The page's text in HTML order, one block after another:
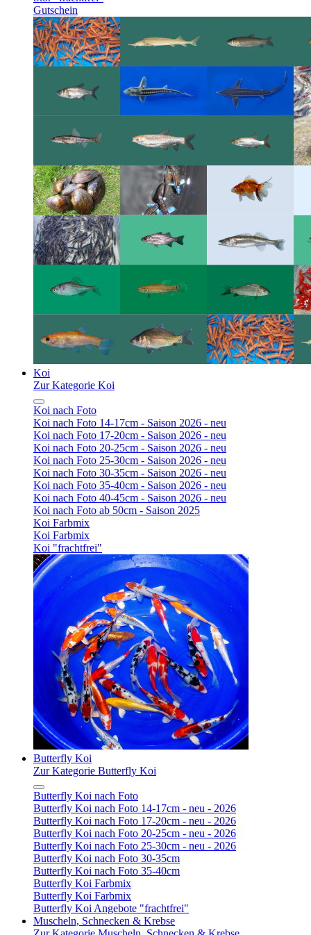
Gutschein
Koi
Zur Kategorie Koi
Koi nach Foto
Koi nach Foto 14-17cm - Saison 2026 - neu
Koi nach Foto 17-20cm - Saison 2026 - neu
Koi nach Foto 20-25cm - Saison 2026 - neu
Koi nach Foto 25-30cm - Saison 2026 - neu
Koi nach Foto 30-35cm - Saison 2026 - neu
Koi nach Foto 35-40cm - Saison 2026 - neu
Koi nach Foto 40-45cm - Saison 2026 - neu
Koi nach Foto ab 50cm - Saison 2025
Koi Farbmix
Koi Farbmix
Koi "frachtfrei"
Butterfly Koi
Zur Kategorie Butterfly Koi
Butterfly Koi nach Foto
Butterfly Koi nach Foto 14-17cm - neu - 2026
Butterfly Koi nach Foto 17-20cm - neu - 2026
Butterfly Koi nach Foto 20-25cm - neu - 2026
Butterfly Koi nach Foto 25-30cm - neu - 2026
Butterfly Koi nach Foto 30-35cm
Butterfly Koi nach Foto 35-40cm
Butterfly Koi Farbmix
Butterfly Koi Farbmix
Butterfly Koi Angebote "frachtfrei"
Muscheln, Schnecken & Krebse